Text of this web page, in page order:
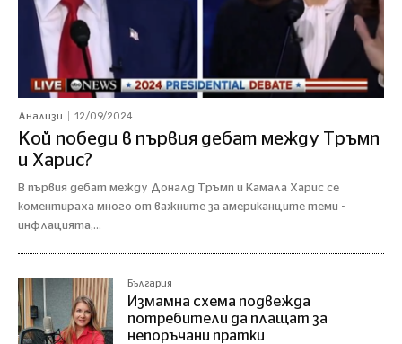
Анализи 12/09/2024
Кой победи в първия дебат между Тръмп
и Харис?
В първия дебат между Доналд Тръмп и Камала Харис се
коментираха много от важните за американците теми -
инфлацията,...
България
Измамна схема подвежда
потребители да плащат за
непоръчани пратки